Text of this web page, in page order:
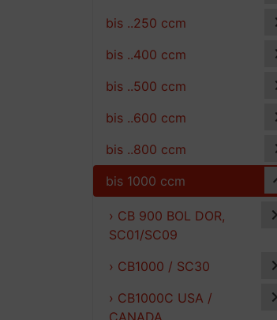
bis ..250 ccm
bis ..400 ccm
bis ..500 ccm
bis ..600 ccm
bis ..800 ccm
bis 1000 ccm
› CB 900 BOL DOR,
SC01/SC09
› CB1000 / SC30
› CB1000C USA /
CANADA